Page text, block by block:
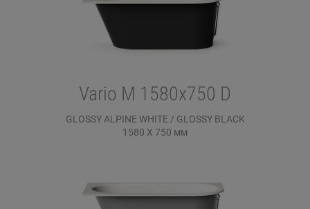
Vario M 1580x750 D
GLOSSY ALPINE WHITE / GLOSSY BLACK
1580 X 750 мм